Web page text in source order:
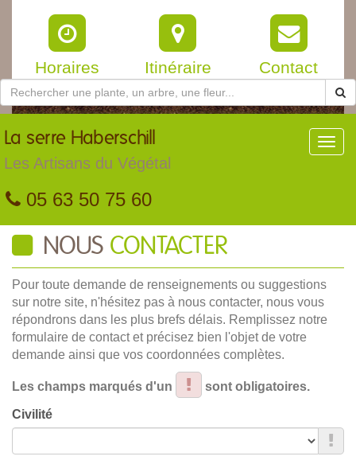
Horaires Itinéraire Contact
La serre Haberschill
Les Artisans du Végétal
05 63 50 75 60
NOUS CONTACTER
Pour toute demande de renseignements ou suggestions
sur notre site, n'hésitez pas à nous contacter, nous vous
répondrons dans les plus brefs délais. Remplissez notre
formulaire de contact et précisez bien l'objet de votre
demande ainsi que vos coordonnées complètes.
Les champs marqués d'un sont obligatoires.
Civilité